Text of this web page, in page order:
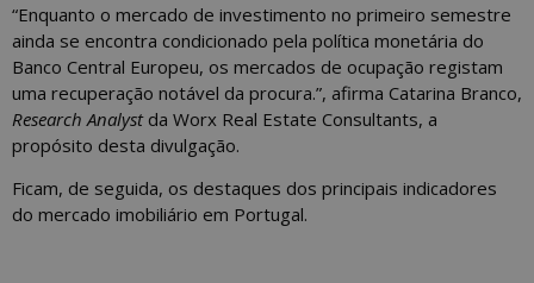
“Enquanto o mercado de investimento no primeiro semestre
ainda se encontra condicionado pela política monetária do
Banco Central Europeu, os mercados de ocupação registam
uma recuperação notável da procura.”, afirma Catarina Branco,
Research Analystda Worx Real Estate Consultants, a
propósito desta divulgação.
Ficam, de seguida, os destaques dos principais indicadores
do mercado imobiliário em Portugal.